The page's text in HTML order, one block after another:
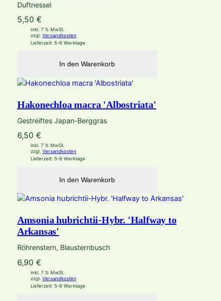
Duftnessel
5,50 €
inkl. 7 % MwSt.
zzgl. Versandkosten
Lieferzeit: 5-6 Werktage
In den Warenkorb
Hakonechloa macra 'Albostriata'
Gestreiftes Japan-Berggras
6,50 €
inkl. 7 % MwSt.
zzgl. Versandkosten
Lieferzeit: 5-6 Werktage
In den Warenkorb
Amsonia hubrichtii-Hybr. 'Halfway to
Arkansas'
Röhrenstern, Blausternbusch
6,90 €
inkl. 7 % MwSt.
zzgl. Versandkosten
Lieferzeit: 5-6 Werktage